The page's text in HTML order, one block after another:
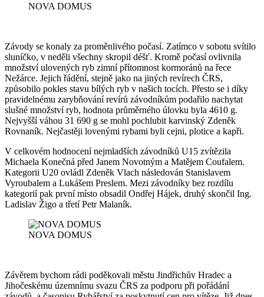
NOVA DOMUS
Závody se konaly za proměnlivého počasí. Zatímco v sobotu svítilo
sluníčko, v neděli všechny skropil déšť. Kromě počasí ovlivnila
množství ulovených ryb zimní přítomnost kormoránů na řece
Nežárce. Jejich řádění, stejně jako na jiných revírech ČRS,
způsobilo pokles stavu bílých ryb v našich tocích. Přesto se i díky
pravidelnému zarybňování revírů závodníkům podařilo nachytat
slušné množství ryb, hodnota průměrného úlovku byla 4610 g.
Nejvyšší váhou 31 690 g se mohl pochlubit karvinský Zdeněk
Rovnaník. Nejčastěji lovenými rybami byli cejni, plotice a kapři.
V celkovém hodnocení nejmladších závodníků U15 zvítězila
Michaela Konečná před Janem Novotným a Matějem Coufalem.
Kategorii U20 ovládl Zdeněk Vlach následován Stanislavem
Vyroubalem a Lukášem Preslem. Mezi závodníky bez rozdílu
kategorií pak první místo obsadil Ondřej Hájek, druhý skončil Ing.
Ladislav Žigo a třetí Petr Malaník.
NOVA DOMUS
Závěrem bychom rádi poděkovali městu Jindřichův Hradec a
Jihočeskému územnímu svazu ČRS za podporu při pořádání